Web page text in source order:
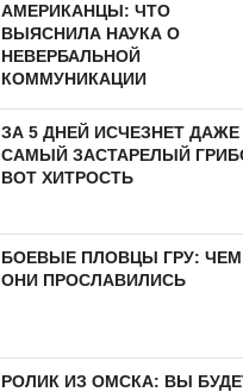
АМЕРИКАНЦЫ: ЧТО
ВЫЯСНИЛА НАУКА О
НЕВЕРБАЛЬНОЙ
КОММУНИКАЦИИ
ЗА 5 ДНЕЙ ИСЧЕЗНЕТ ДАЖЕ
САМЫЙ ЗАСТАРЕЛЫЙ
ВОТ ХИТРОСТЬ
БОЕВЫЕ ПЛОВЦЫ ГРУ: ЧЕМ
ОНИ ПРОСЛАВИЛИСЬ
РОЛИК ИЗ ОМСКА: ВЫ